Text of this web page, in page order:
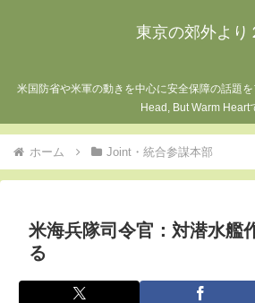
東京の郊外より
米国防省や米軍の動きを中心に安全保障の話題
Head, But Warm Heart
ホーム Joint・統合参謀本部
米海兵隊司令官：対潜水艦
る